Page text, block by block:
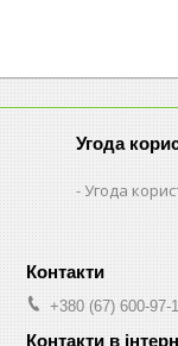
Угода
Угода
+380 (67) 600-97-